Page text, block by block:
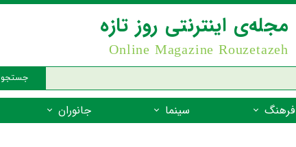
جستجو
مجله‌ی اینترنتی روز تازه
Online Magazine Rouzetazeh
فرهنگ سینما جانوران